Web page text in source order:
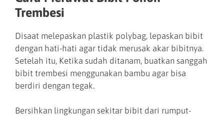
Trembesi
Disaat melepaskan plastik polybag, lepaskan bibit
dengan hati-hati agar tidak merusak akar bibitnya.
Setelah itu, Ketika sudah ditanam, buatkan sanggah
bibit trembesi menggunakan bambu agar bisa
berdiri dengan tegak.
Bersihkan lingkungan sekitar bibit dari rumput-